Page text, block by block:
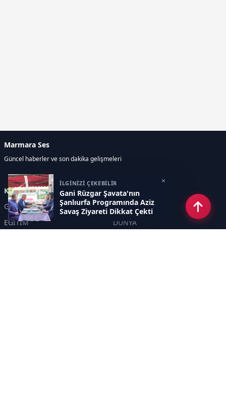
İLGİNİZİ ÇEKEBİLİR
Gani Rüzgar Şavata'nın
Şanlıurfa Programında Aziz
Savaş Ziyareti Dikkat Çekti
×
Marmara Ses
Güncel haberler ve son dakika gelişmeleri
Kategoriler
GÜNDEM
EKONOMİ
EĞİTİM
DÜNYA